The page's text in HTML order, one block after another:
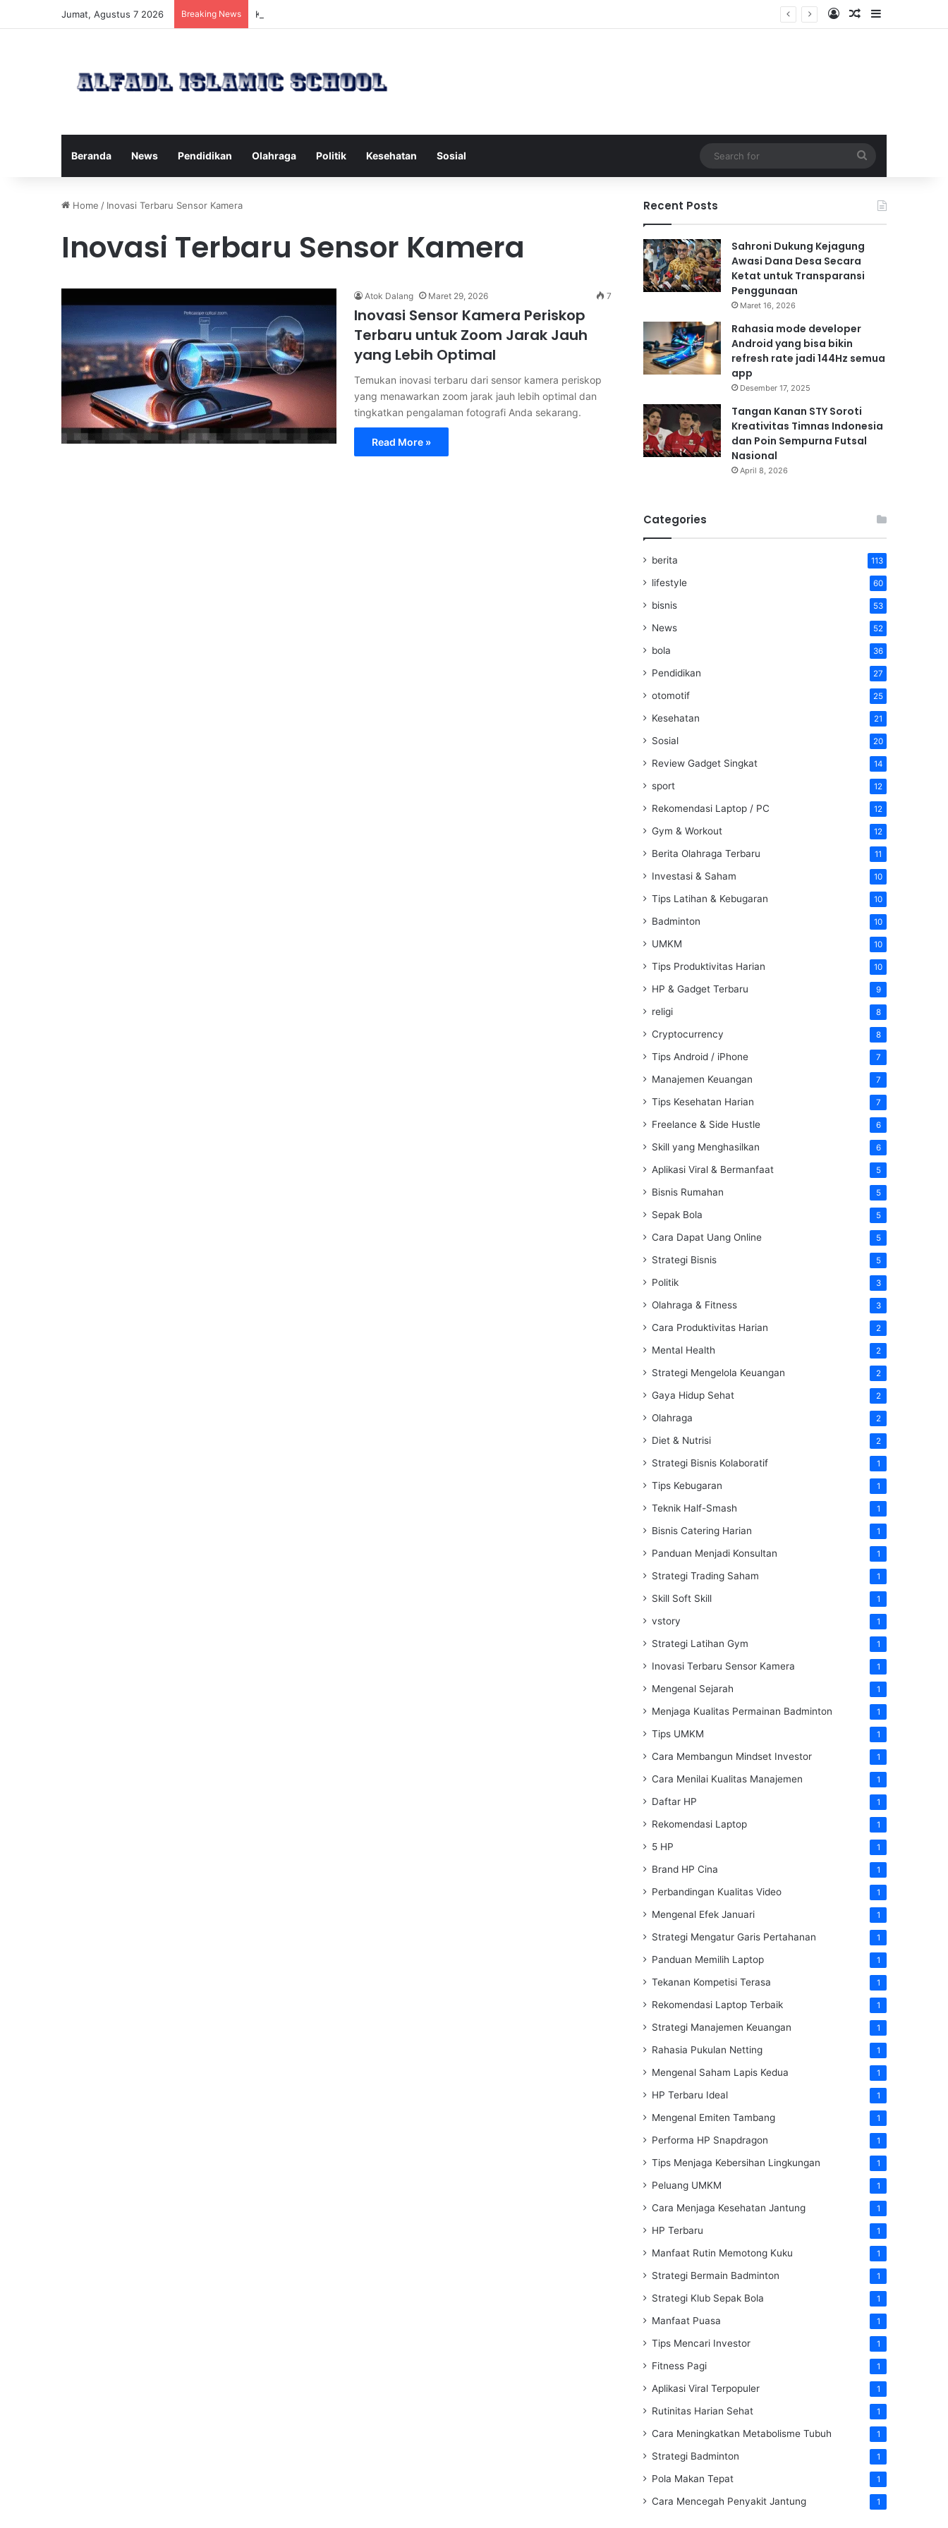
Jumat, Agustus 7 2026 Breaking News Kawanan Lebah Serang Tol Bali Mandara, BKSDA Rincikan Penyebabnya Log InRandom Article
Sidebar
Beranda News Pendidikan Olahraga Politik Kesehatan Sosial
for
Home / Inovasi Terbaru Sensor Kamera
Inovasi Terbaru Sensor Kamera
Atok Dalang Maret 29, 2026 7
Inovasi Sensor Kamera Periskop
Terbaru untuk Zoom Jarak Jauh
yang Lebih Optimal
Temukan inovasi terbaru dari sensor kamera periskop
yang menawarkan zoom jarak jauh lebih optimal dan
tingkatkan pengalaman fotografi Anda sekarang.
Read More »
Recent Posts
Sahroni Dukung Kejagung
Awasi Dana Desa Secara
Ketat untuk Transparansi
Penggunaan
Maret 16, 2026
Rahasia mode developer
Android yang bisa bikin
refresh rate jadi 144Hz semua
app
Desember 17, 2025
Tangan Kanan STY Soroti
Kreativitas Timnas Indonesia
dan Poin Sempurna Futsal
Nasional
April 8, 2026
Categories
berita 113
lifestyle 60
bisnis 53
News 52
bola 36
Pendidikan 27
otomotif 25
Kesehatan 21
Sosial 20
Review Gadget Singkat 14
sport 12
Rekomendasi Laptop / PC 12
Gym & Workout 12
Berita Olahraga Terbaru 11
Investasi & Saham 10
Tips Latihan & Kebugaran 10
Badminton 10
UMKM 10
Tips Produktivitas Harian 10
HP & Gadget Terbaru 9
religi 8
Cryptocurrency 8
Tips Android / iPhone 7
Manajemen Keuangan 7
Tips Kesehatan Harian 7
Freelance & Side Hustle 6
Skill yang Menghasilkan 6
Aplikasi Viral & Bermanfaat 5
Bisnis Rumahan 5
Sepak Bola 5
Cara Dapat Uang Online 5
Strategi Bisnis 5
Politik 3
Olahraga & Fitness 3
Cara Produktivitas Harian 2
Mental Health 2
Strategi Mengelola Keuangan 2
Gaya Hidup Sehat 2
Olahraga 2
Diet & Nutrisi 2
Strategi Bisnis Kolaboratif 1
Tips Kebugaran 1
Teknik Half-Smash 1
Bisnis Catering Harian 1
Panduan Menjadi Konsultan 1
Strategi Trading Saham 1
Skill Soft Skill 1
vstory 1
Strategi Latihan Gym 1
Inovasi Terbaru Sensor Kamera 1
Mengenal Sejarah 1
Menjaga Kualitas Permainan Badminton 1
Tips UMKM 1
Cara Membangun Mindset Investor 1
Cara Menilai Kualitas Manajemen 1
Daftar HP 1
Rekomendasi Laptop 1
5 HP 1
Brand HP Cina 1
Perbandingan Kualitas Video 1
Mengenal Efek Januari 1
Strategi Mengatur Garis Pertahanan 1
Panduan Memilih Laptop 1
Tekanan Kompetisi Terasa 1
Rekomendasi Laptop Terbaik 1
Strategi Manajemen Keuangan 1
Rahasia Pukulan Netting 1
Mengenal Saham Lapis Kedua 1
HP Terbaru Ideal 1
Mengenal Emiten Tambang 1
Performa HP Snapdragon 1
Tips Menjaga Kebersihan Lingkungan 1
Peluang UMKM 1
Cara Menjaga Kesehatan Jantung 1
HP Terbaru 1
Manfaat Rutin Memotong Kuku 1
Strategi Bermain Badminton 1
Strategi Klub Sepak Bola 1
Manfaat Puasa 1
Tips Mencari Investor 1
Fitness Pagi 1
Aplikasi Viral Terpopuler 1
Rutinitas Harian Sehat 1
Cara Meningkatkan Metabolisme Tubuh 1
Strategi Badminton 1
Pola Makan Tepat 1
Cara Mencegah Penyakit Jantung 1